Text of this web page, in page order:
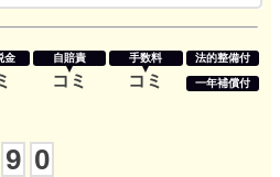
金 自賠責
コミ
手数料
コミ
法的整備付
一年補償付
9 0